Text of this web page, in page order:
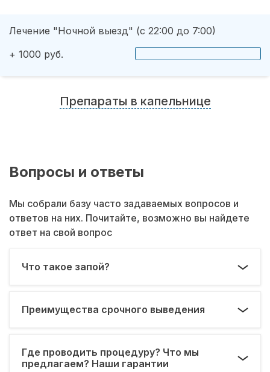
Лечение "Ночной выезд" (с 22:00 до 7:00)
+ 1000 руб.
Препараты в капельнице
Вопросы и ответы
Мы собрали базу часто задаваемых вопросов и
ответов на них. Почитайте, возможно вы найдете
ответ на свой вопрос
Что такое запой?
Преимущества срочного выведения
Где проводить процедуру? Что мы
предлагаем? Наши гарантии